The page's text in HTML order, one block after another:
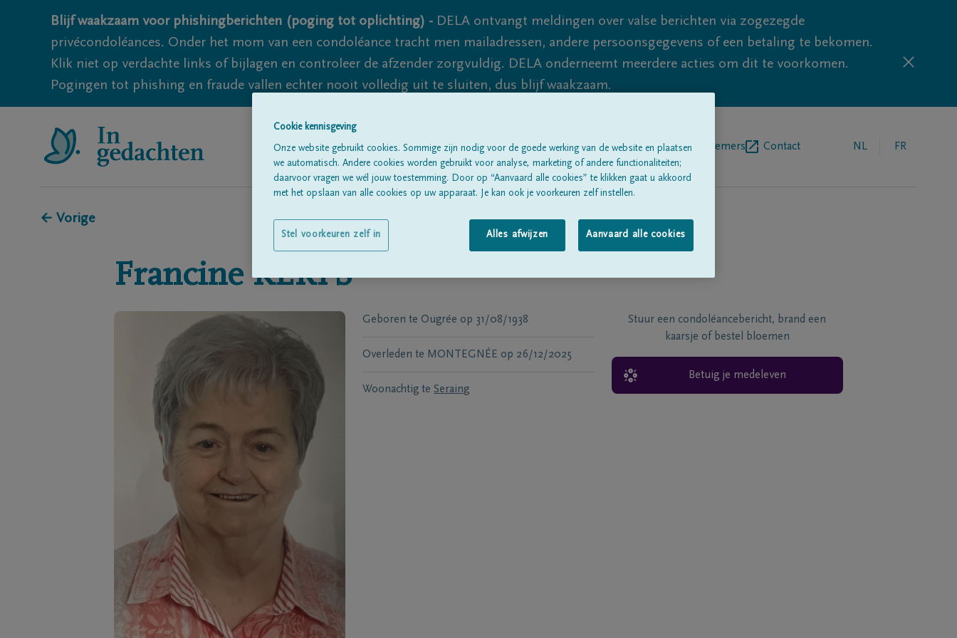
Blijf waakzaam voor phishingberichten (poging tot oplichting) - DELA ontvangt meldingen over valse berichten via zogezegde
privécondoléances. Onder het mom van een condoléance tracht men mailadressen, andere persoonsgegevens of een betaling te bekomen.
Klik niet op verdachte links of bijlagen en controleer de afzender zorgvuldig. DELA onderneemt meerdere acties om dit te voorkomen.
Pogingen tot phishing en fraude vallen echter nooit volledig uit te sluiten, dus blijf waakzaam.
Alle rouwberichtenOver onsBegrafenisondernemers Contact NL FR
← Vorige
Francine KERFS
Geboren te Ougrée op 31/08/1938
Overleden te MONTEGNÉE op 26/12/2025
Woonachtig te Seraing
Stuur een condoléancebericht, brand een
kaarsje of bestel bloemen
Betuig je medeleven
Cookie kennisgeving
Onze website gebruikt cookies. Sommige zijn nodig voor de goede werking van de website en plaatsen
we automatisch. Andere cookies worden gebruikt voor analyse, marketing of andere functionaliteiten;
daarvoor vragen we wél jouw toestemming. Door op “Aanvaard alle cookies” te klikken gaat u akkoord
met het opslaan van alle cookies op uw apparaat. Je kan ook je voorkeuren zelf instellen.
Alles afwijzen Aanvaard alle cookies
Stel voorkeuren zelf in